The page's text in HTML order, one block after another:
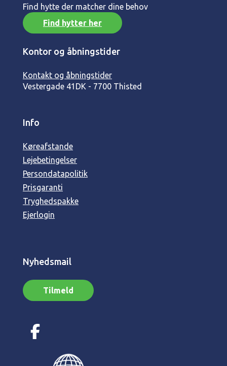
Find hytte der matcher dine behov
Find hytter her
Kontor og åbningstider
Kontakt og åbningstider
Vestergade 41 DK - 7700 Thisted
Info
Køreafstande
Lejebetingelser
Persondatapolitik
Prisgaranti
Tryghedspakke
Ejerlogin
Nyhedsmail
Tilmeld